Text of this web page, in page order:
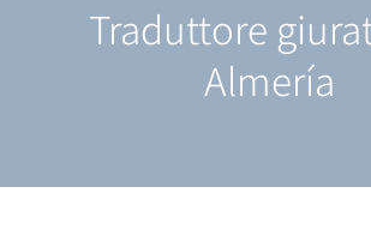
Traduttore
Almería